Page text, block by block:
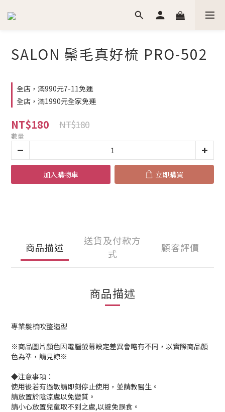
SALON 鬃毛真好梳 PRO-502
全店，滿990元7-11免運
全店，滿1990元全家免運
NT$180 NT$180
數量
加入購物車 立即購買
商品描述
送貨及付款方
式
顧客評價
商品描述
專業髮梳吹整造型
※商品圖片顏色因電腦螢幕設定差異會略有不同，以實際商品顏
色為準，請見諒※
◆注意事項：
使用後若有過敏請即刻停止使用，並請教醫生。
請放置於陰涼處以免變質。
請小心放置兒童取不到之處,以避免誤食。